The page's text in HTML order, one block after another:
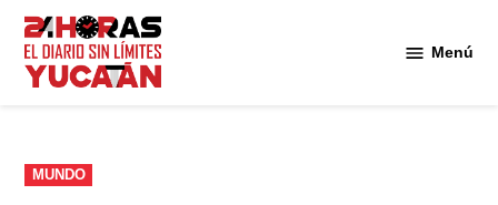
Saltar
contenido
Menú
PUBLICADO
EN
MUNDO